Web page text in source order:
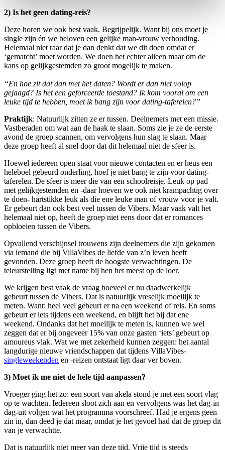
2) Is het geen dating-reis?
Deze horen we ook best vaak. Begrijpelijk. Want bij ons moet je
single zijn én we beloven een gelijke man-vrouw verhouding.
Helemaal niet raar dat je dan denkt dat we dit doen omdat er
‘gematcht’ moet worden. We doen het echter alleen maar om de
kans op gelijkgestemden zo groot mogelijk te maken.
“En hoe zit dat dan met het daten? Wordt er dan niet volop
gejaagd? Is het een geforceerde toestand? Ik kom vooral om een
leuke tijd te hebben, moet ik bang zijn voor dating-taferelen?”
Praktijk: Natuurlijk zitten ze er tussen. Deelnemers met een missie.
Vastberaden om wat aan de haak te slaan. Soms zie je ze de eerste
avond de groep scannen, om vervolgens hun slag te slaan. Maar
deze groep heeft al snel door dat dit helemaal niet de sfeer is.
Hoewel iedereen open staat voor nieuwe contacten en er heus een
heleboel gebeurd onderling, hoef je niet bang te zijn voor dating-
taferelen. De sfeer is meer die van een schoolreisje. Leuk op pad
met gelijkgestemden en -daar hoeven we ook niet krampachtig over
te doen- hartstikke leuk als die ene leuke man of vrouw voor je valt.
Er gebeurt dan ook best veel tussen de Vibers. Maar vaak valt het
helemaal niet op, heeft de groep niet eens door dat er romances
opbloeien tussen de Vibers.
Opvallend verschijnsel trouwens zijn deelnemers die zijn gekomen
via iemand die bij VillaVibes de liefde van z’n leven heeft
gevonden. Deze groep heeft de hoogste verwachtingen. De
teleurstelling ligt met name bij hen het meest op de loer.
We krijgen best vaak de vraag hoeveel er nu daadwerkelijk
gebeurt tussen de Vibers. Dat is natuurlijk vreselijk moeilijk te
meten. Want: heel veel gebeurt er na een weekend of reis. En soms
gebeurt er iets tijdens een weekend, en blijft het bij dat ene
weekend. Ondanks dat het moeilijk te meten is, kunnen we wel
zeggen dat er bij ongeveer 15% van onze gasten ‘iets’ gebeurt op
amoureus vlak. Wat we met zekerheid kunnen zeggen: het aantal
langdurige nieuwe vriendschappen dat tijdens VillaVibes-
singleweekenden en -reizen ontstaat ligt daar ver boven.
3) Moet ik me niet de hele tijd aanpassen?
Vroeger ging het zo: een soort van akela stond je met een soort vlag
op te wachten. Iedereen sloot zich aan en vervolgens was het dag-in
dag-uit volgen wat het programma voorschreef. Had je ergens geen
zin in, dan deed je dat maar, omdat je het gevoel had dat de groep dit
van je verwachtte.
Dat is natuurlijk niet meer van deze tijd. Vrije tijd is steeds